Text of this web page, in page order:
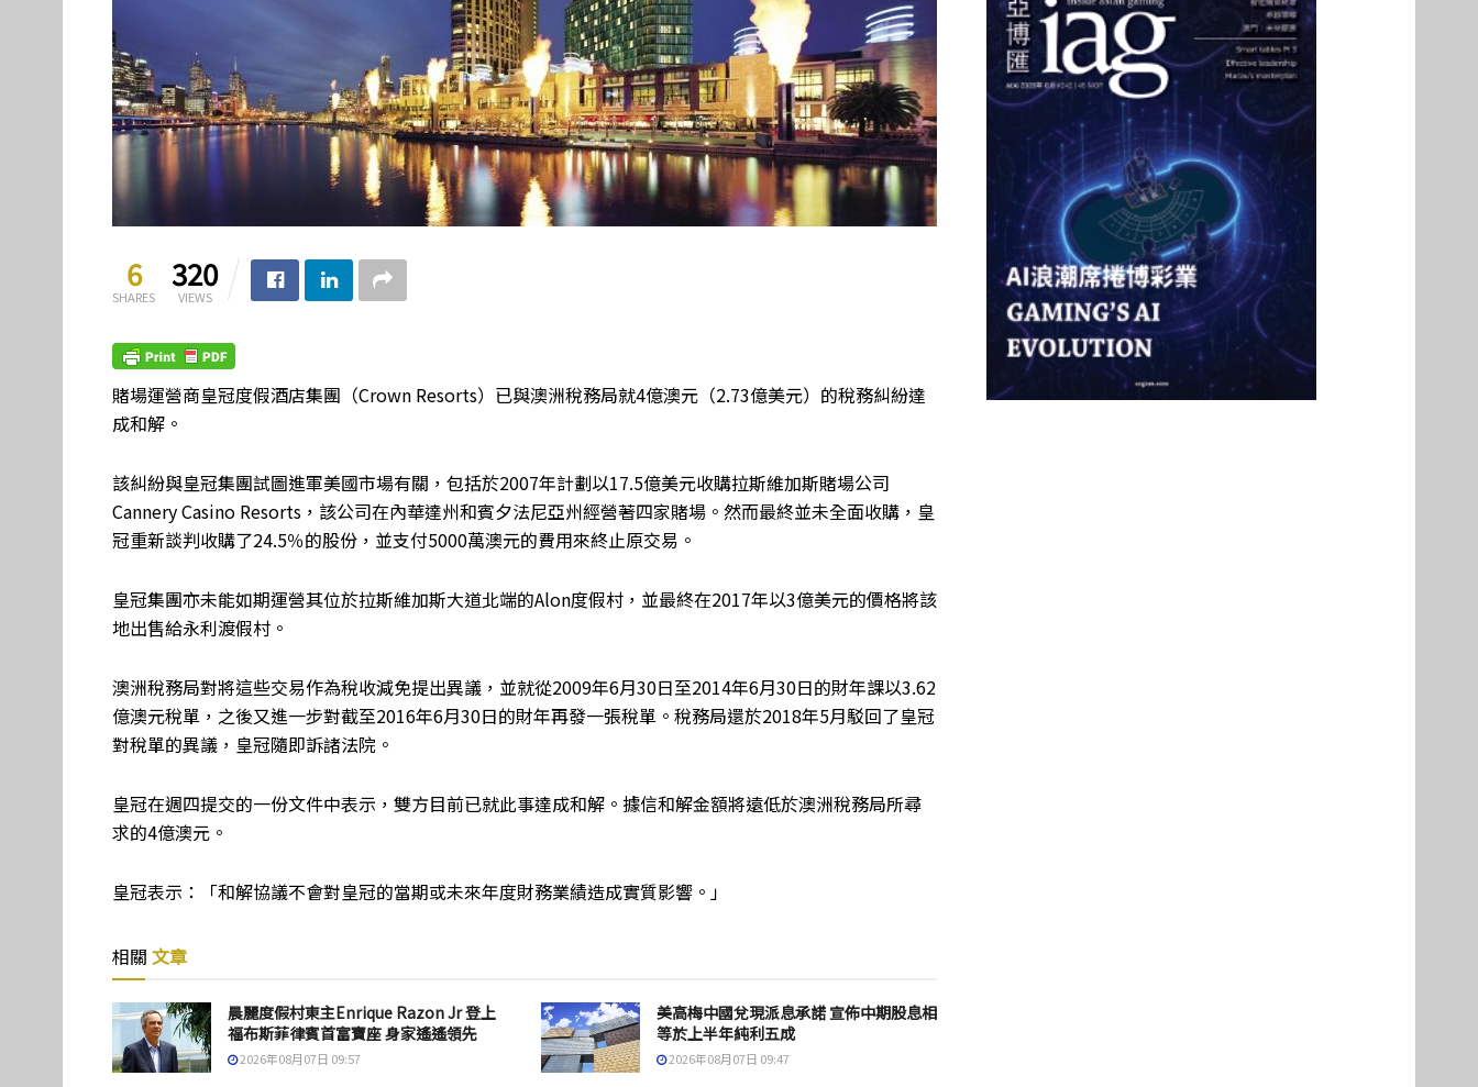
6
SHARES
320
VIEWS
賭場運營商皇冠度假酒店集團（Crown Resorts）已與澳洲稅務局就4億澳元（2.73億美元）的稅務糾紛達
成和解。
該糾紛與皇冠集團試圖進軍美國市場有關，包括於2007年計劃以17.5億美元收購拉斯維加斯賭場公司
Cannery Casino Resorts，該公司在內華達州和賓夕法尼亞州經營著四家賭場。然而最終並未全面收購，皇
冠重新談判收購了24.5％的股份，並支付5000萬澳元的費用來終止原交易。
皇冠集團亦未能如期運營其位於拉斯維加斯大道北端的Alon度假村，並最終在2017年以3億美元的價格將該
地出售給永利渡假村。
澳洲稅務局對將這些交易作為稅收減免提出異議，並就從2009年6月30日至2014年6月30日的財年課以3.62
億澳元稅單，之後又進一步對截至2016年6月30日的財年再發一張稅單。稅務局還於2018年5月駁回了皇冠
對稅單的異議，皇冠隨即訴諸法院。
皇冠在週四提交的一份文件中表示，雙方目前已就此事達成和解。據信和解金額將遠低於澳洲稅務局所尋
求的4億澳元。
皇冠表示：「和解協議不會對皇冠的當期或未來年度財務業績造成實質影響。」
相關 文章
晨麗度假村東主Enrique Razon Jr 登上
福布斯菲律賓首富寶座 身家遙遙領先
2026年08月07日 09:57
美高梅中國兌現派息承諾 宣佈中期股息相
等於上半年純利五成
2026年08月07日 09:47